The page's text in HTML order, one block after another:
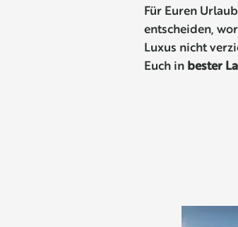
Für Euren
entscheiden,
Luxus nicht
Euch in bester